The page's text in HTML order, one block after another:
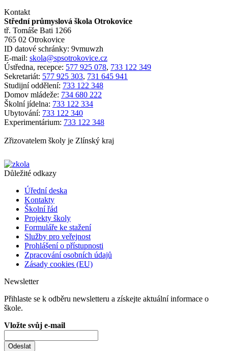
Kontakt
Střední průmyslová škola Otrokovice
tř. Tomáše Bati 1266
765 02 Otrokovice
ID datové schránky: 9vmuwzh
E-mail: skola@spsotrokovice.cz
Ústředna, recepce: 577 925 078, 733 122 349
Sekretariát: 577 925 303, 731 645 941
Studijní oddělení: 733 122 348
Domov mládeže: 734 680 222
Školní jídelna: 733 122 334
Ubytování: 733 122 340
Experimentárium: 733 122 348
Zřizovatelem školy je Zlínský kraj
Důležité odkazy
Úřední deska
Kontakty
Školní řád
Projekty školy
Formuláře ke stažení
Služby pro veřejnost
Prohlášení o přístupnosti
Zpracování osobních údajů
Zásady cookies (EU)
Newsletter
Přihlaste se k odběru newsletteru a získejte aktuální informace o
škole.
Vložte svůj e-mail
Odeslat